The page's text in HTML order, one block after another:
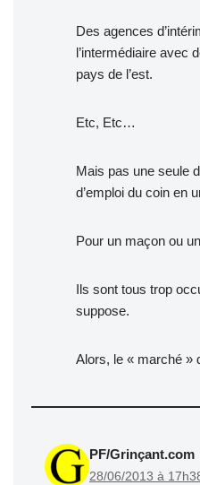
Des agences
l’intermédiaire avec
pays de l’est.
Etc, Etc…
Mais pas une seule
d’emploi du coin en
Pour un maçon ou
Ils sont tous trop
suppose.
Alors, le « marché
PF/Grinçant.com
28/06/2013 à